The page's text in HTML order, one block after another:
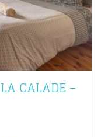
CALADE –